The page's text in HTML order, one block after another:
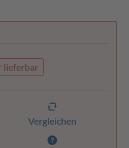
lieferbar
Vergleichen